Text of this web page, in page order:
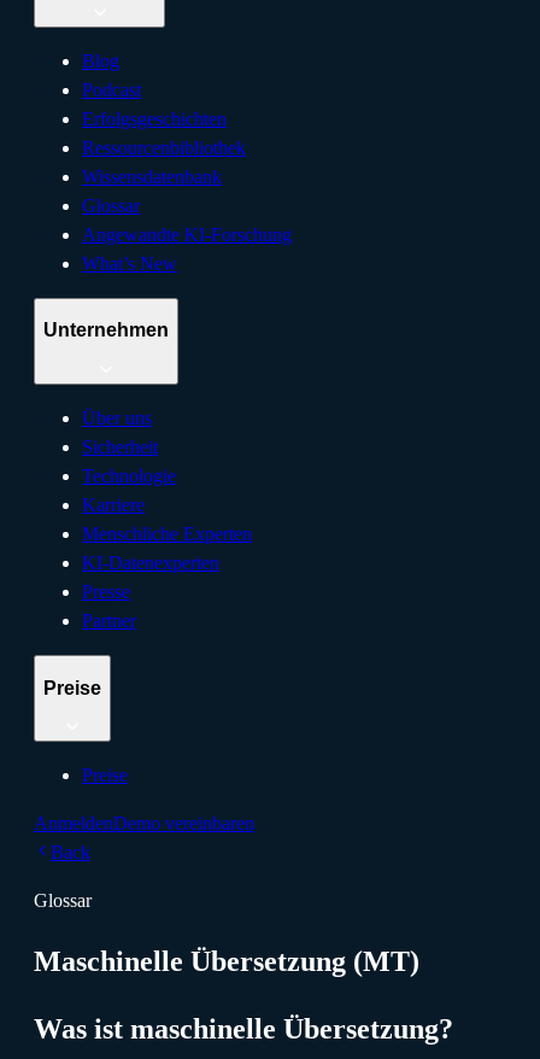
Blog
Podcast
Erfolgsgeschichten
Ressourcenbibliothek
Wissensdatenbank
Glossar
Angewandte KI-Forschung
What’s New
Unternehmen
Über uns
Sicherheit
Technologie
Karriere
Menschliche Experten
KI-Datenexperten
Presse
Partner
Preise
Preise
AnmeldenDemo vereinbaren
Back
Glossar
Maschinelle Übersetzung (MT)
Was ist maschinelle Übersetzung?